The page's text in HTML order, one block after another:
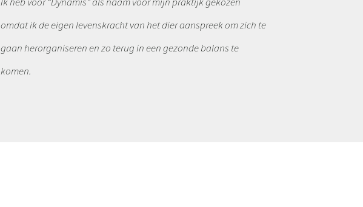
omdat ik de eigen levenskracht van het dier aanspreek om zich te
gaan herorganiseren en zo terug in een gezonde balans te
komen.